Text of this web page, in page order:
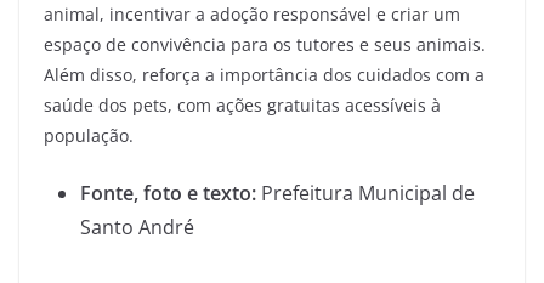
animal, incentivar a adoção responsável e criar um
espaço de convivência para os tutores e seus animais.
Além disso, reforça a importância dos cuidados com a
saúde dos pets, com ações gratuitas acessíveis à
população.
Fonte, foto e texto: Prefeitura Municipal de
Santo André